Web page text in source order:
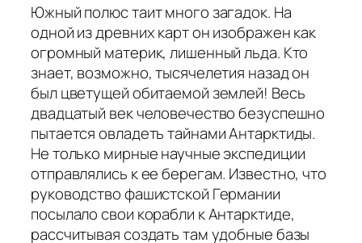
Южный полюс таит много загадок. На
одной из древних карт он изображен как
огромный материк, лишенный льда. Кто
знает, возможно, тысячелетия назад он
был цветущей обитаемой землей! Весь
двадцатый век человечество безуспешно
пытается овладеть тайнами Антарктиды.
Не только мирные научные экспедиции
отправлялись к ее берегам. Известно, что
руководство фашистской Германии
посылало свои корабли к Антарктиде,
рассчитывая создать там удобные базы